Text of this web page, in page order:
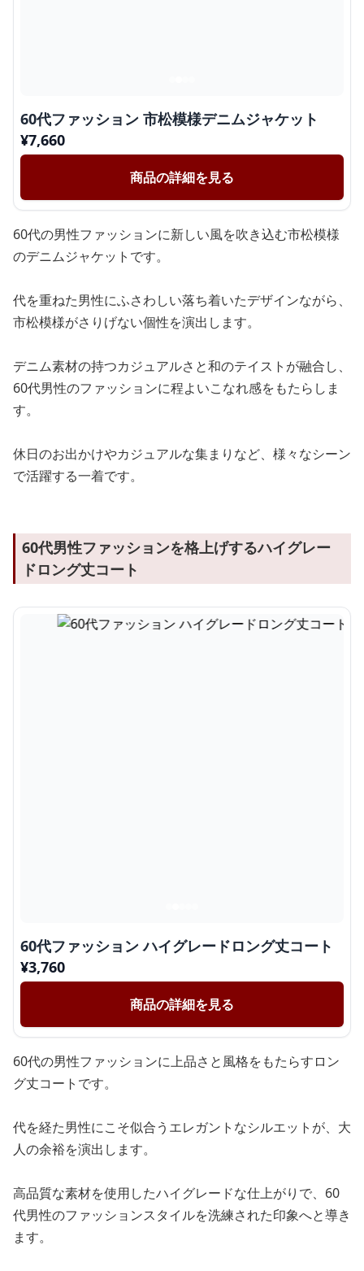
60代ファッション 市松模様デニムジャケット
¥7,660
商品の詳細を見る
60代の男性ファッションに新しい風を吹き込む市松模様
のデニムジャケットです。
代を重ねた男性にふさわしい落ち着いたデザインながら、
市松模様がさりげない個性を演出します。
デニム素材の持つカジュアルさと和のテイストが融合し、
60代男性のファッションに程よいこなれ感をもたらしま
す。
休日のお出かけやカジュアルな集まりなど、様々なシーン
で活躍する一着です。
60代男性ファッションを格上げするハイグレー
ドロング丈コート
60代ファッション ハイグレードロング丈コート
¥3,760
商品の詳細を見る
60代の男性ファッションに上品さと風格をもたらすロン
グ丈コートです。
代を経た男性にこそ似合うエレガントなシルエットが、大
人の余裕を演出します。
高品質な素材を使用したハイグレードな仕上がりで、60
代男性のファッションスタイルを洗練された印象へと導き
ます。